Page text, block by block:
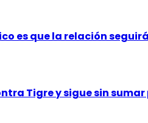
es que la relación
Tigre y sigue sin